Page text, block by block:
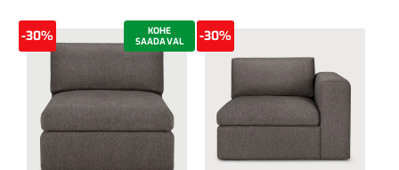
-30%
KOHE
SAADAVAL
-30%